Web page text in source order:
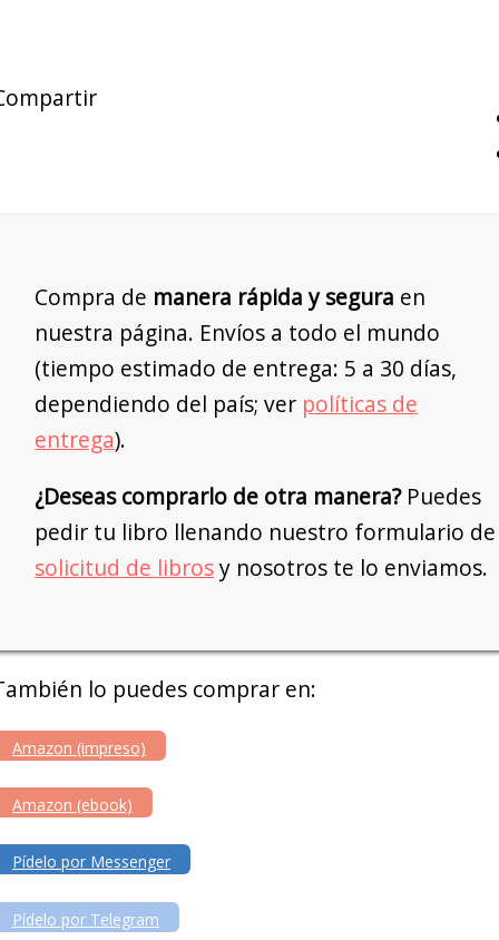
Compra de manera rápida y segura en
nuestra página. Envíos a todo el mundo
(tiempo estimado de entrega: 5 a 30 días,
dependiendo del país; ver políticas de
entrega).
¿Deseas comprarlo de otra manera?Puedes
pedir tu libro llenando nuestro formulario de
solicitud de librosy nosotros te lo enviamos.
lo puedes comprar en:
Amazon (impreso)
Amazon (ebook)
Pídelo por Messenger
Pídelo por Telegram